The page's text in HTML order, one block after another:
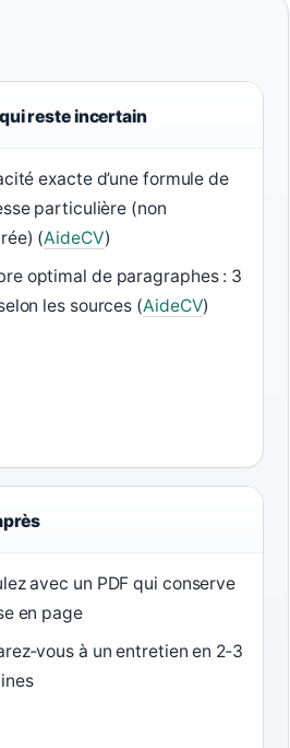
reste incertain
exacte d’une formule de
particulière (non
(AideCV)
optimal de paragraphes : 3
les sources (AideCV)
avec un PDF qui conserve
en page
à un entretien en 2‑3